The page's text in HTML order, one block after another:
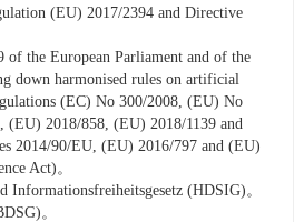
(EU) 2017/2394 and Directive
of the European Parliament and of the
down harmonised rules on artificial
(EC) No 300/2008, (EU) No
(EU) 2018/858, (EU) 2018/1139 and
2014/90/EU, (EU) 2016/797 and (EU)
Act)。
Informationsfreiheitsgesetz (HDSIG)。
。